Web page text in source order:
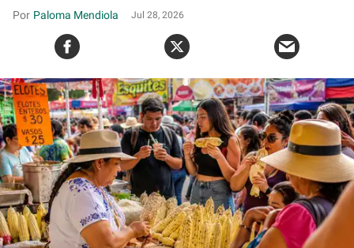
Paloma Mendiola Jul 28, 2026